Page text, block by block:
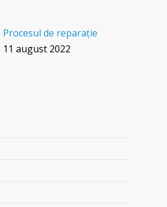
Procesul de reparație
11 august 2022